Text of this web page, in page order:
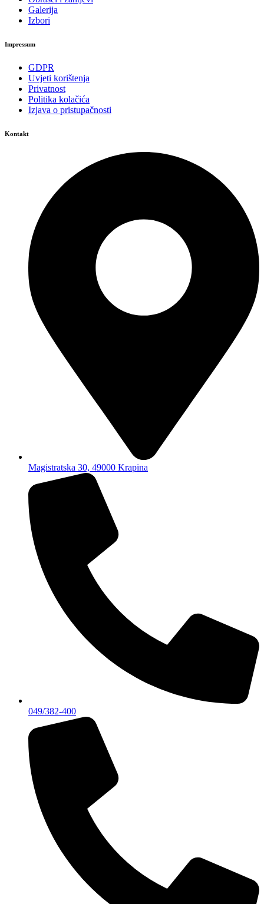
Galerija
Izbori
Impressum
GDPR
Uvjeti korištenja
Privatnost
Politika kolačića
Izjava o pristupačnosti
Kontakt
Magistratska 30, 49000 Krapina
049/382-400